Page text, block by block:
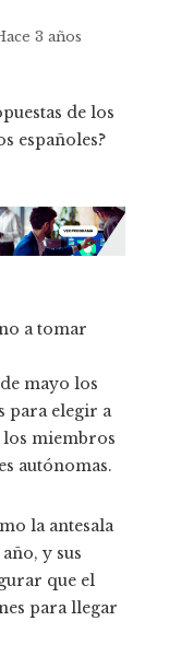
3 años
a tomar
mayo los
para elegir a
los miembros
autónomas.
la antesala
y sus
que el
para llegar